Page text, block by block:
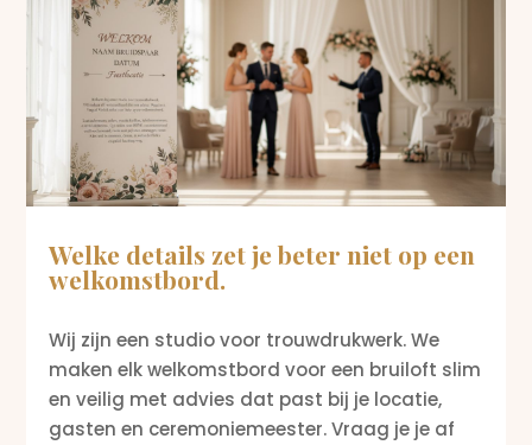
Welke details zet je beter niet op een
welkomstbord.
Wij zijn een studio voor trouwdrukwerk. We
maken elk welkomstbord voor een bruiloft slim
en veilig met advies dat past bij je locatie,
gasten en ceremoniemeester. Vraag je je af